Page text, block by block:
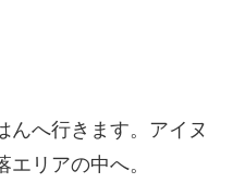
んへ行きます。アイヌ
リアの中へ。